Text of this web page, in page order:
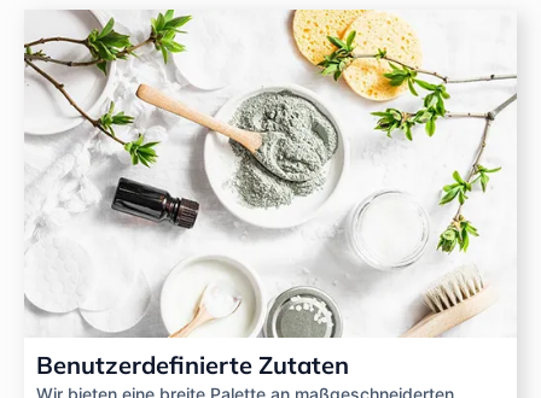
Benutzerdefinierte Zutaten